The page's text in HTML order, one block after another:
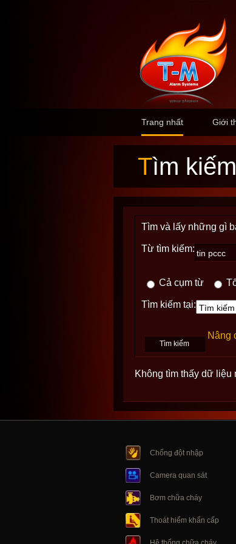
Trang nhất Giới
Tìm kiếm
Tìm và lấy những gì
Từ tìm kiếm:
Cả cụm từ
Tìm kiếm tại:
Nâng
Không tìm thấy dữ liệu
Chống đột nhập
Camera quan sát
Bơm chữa cháy
Thoát hiểm khẩn cấp